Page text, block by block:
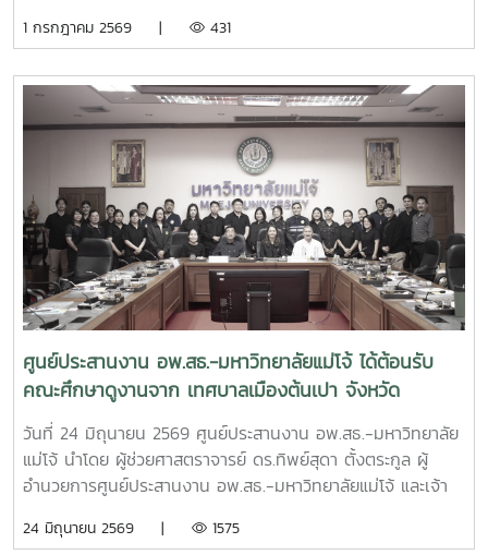
ปีงบประมาณ 2568 - 2569 รวมทั้งการนำเสนอแผนแม่บท
อนุรักษ์พันธุกรรมพืชอันเนื่องมาจากพระราชดำริ สมเด็จพระเทพ
รัตนราชสุดาฯ สยามบรมราชกุมารี สนองพระราชดำริ โดย
มหาวิทยาลัยแม่โจ้ เพื่อใช้เป็นกรอบแนวทางในการขับเคลื่อนการ
ดำเนินงานของมหาวิทยาลัยแม่โจ้ให้เป็นไปตามแนวพระราชดำริ
และนโยบายของโครงการ อพ.สธ. อย่างมีประสิทธิภาพและต่อ
เนื่อง
แพร่ เฉลิมพระเกียรติ ได้เข้าร่วม ประชุมเชิงปฏิบัติการ เรื่อง การ
ปีงบประมาณ พ.ศ. 2569ณ โรงแรมอมารีดอนเมือง แอร์พอร์ต
กรุงเทพมหานคร
1 กรกฎาคม 2569 | 431
ศูนย์ประสานงาน อพ.สธ.-มหาวิทยาลัยแม่โจ้ ได้ต้อนรับ
คณะศึกษาดูงานจาก เทศบาลเมืองต้นเปา จังหวัด
เชียงใหม่
วันที่ 24 มิถุนายน 2569 ศูนย์ประสานงาน อพ.สธ.-มหาวิทยาลัย
แม่โจ้ นำโดย ผู้ช่วยศาสตราจารย์ ดร.ทิพย์สุดา ตั้งตระกูล ผู้
อำนวยการศูนย์ประสานงาน อพ.สธ.-มหาวิทยาลัยแม่โจ้ และเจ้า
คณะศึกษาดูงานจาก เทศบาลเมืองต้นเปา จังหวัดเชียงใหม่ นำ
24 มิถุนายน 2569 | 1575